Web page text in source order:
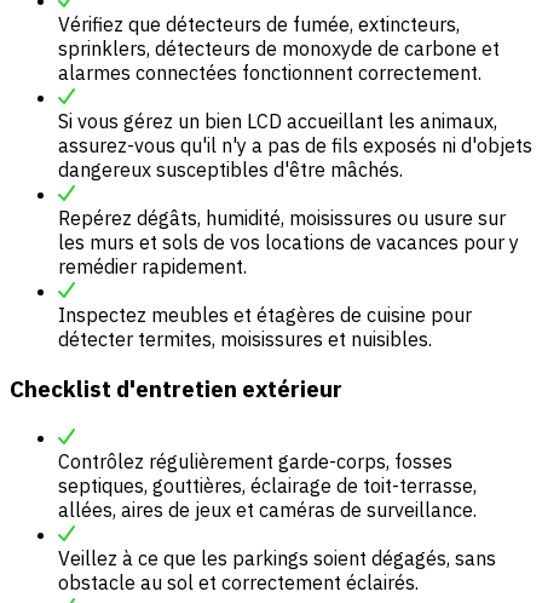
Vérifiez que détecteurs de fumée, extincteurs,
sprinklers, détecteurs de monoxyde de carbone et
alarmes connectées fonctionnent correctement.
Si vous gérez un bien LCD accueillant les animaux,
assurez-vous qu'il n'y a pas de fils exposés ni d'objets
dangereux susceptibles d'être mâchés.
Repérez dégâts, humidité, moisissures ou usure sur
les murs et sols de vos locations de vacances pour y
remédier rapidement.
Inspectez meubles et étagères de cuisine pour
détecter termites, moisissures et nuisibles.
Checklist d'entretien extérieur
Contrôlez régulièrement garde-corps, fosses
septiques, gouttières, éclairage de toit-terrasse,
allées, aires de jeux et caméras de surveillance.
Veillez à ce que les parkings soient dégagés, sans
obstacle au sol et correctement éclairés.